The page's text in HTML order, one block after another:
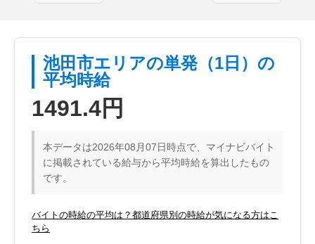
池田市エリアの単発（1日）の
平均時給
1491.4円
本データは2026年08月07日時点で、マイナビバイト
に掲載されている給与から平均時給を算出したもの
です。
バイトの時給の平均は？都道府県別の時給が気になる方はこ
ちら